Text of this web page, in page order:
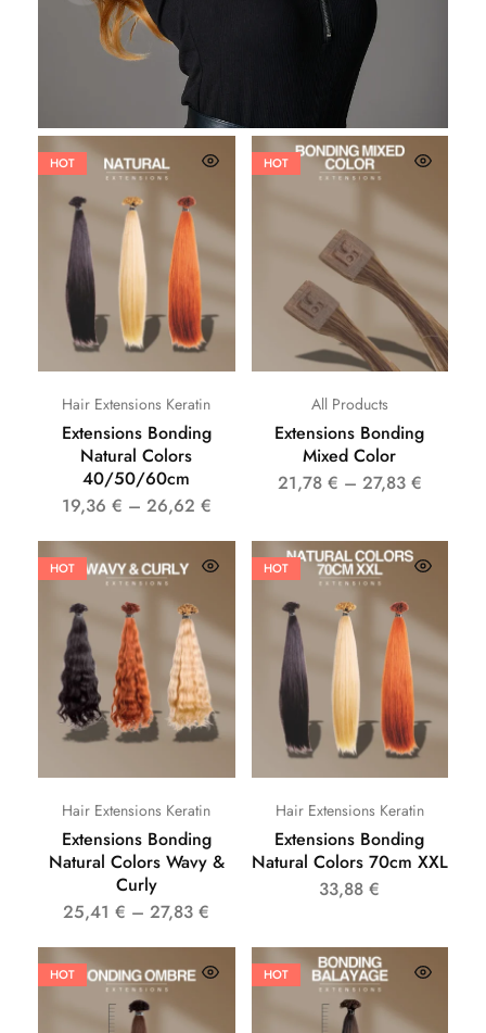
HOT
Hair Extensions Keratin
Extensions Bonding
Natural Colors
40/50/60cm
19,36 € – 26,62 €
HOT
All Products
Extensions Bonding
Mixed Color
21,78 € – 27,83 €
HOT
Hair Extensions Keratin
Extensions Bonding
Natural Colors Wavy &
Curly
25,41€ –27,83€
HOT
Hair Extensions Keratin
Extensions Bonding
Natural Colors 70cm XXL
33,88€
HOT HOT